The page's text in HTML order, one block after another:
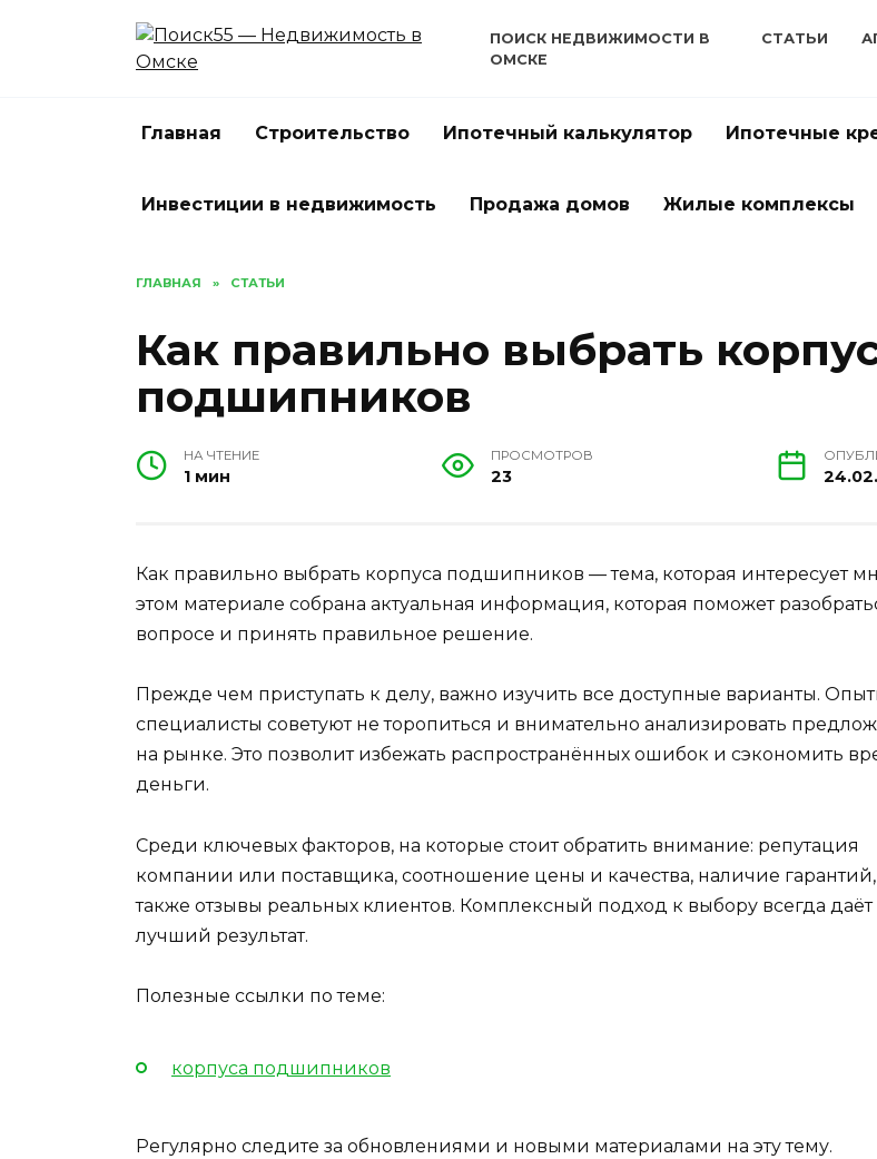
ПОИСК НЕДВИЖИМОСТИ В
ОМСКЕ
СТАТЬИ
Главная Строительство Ипотечный калькулятор Ипотечные
Инвестиции в недвижимость Продажа домов Жилые комплексы
ГЛАВНАЯ » СТАТЬИ
Как правильно выбрать
подшипников
НА ЧТЕНИЕ
1 мин
ПРОСМОТРОВ
23
Как правильно выбрать корпуса подшипников — тема, которая интересует
этом материале собрана актуальная информация, которая поможет
вопросе и принять правильное решение.
Прежде чем приступать к делу, важно изучить все доступные варианты.
специалисты советуют не торопиться и внимательно анализировать
на рынке. Это позволит избежать распространённых ошибок и сэкономить
деньги.
Среди ключевых факторов, на которые стоит обратить внимание: репутация
компании или поставщика, соотношение цены и качества, наличие гарантий,
также отзывы реальных клиентов. Комплексный подход к выбору всегда даёт
лучший результат.
Полезные ссылки по теме:
корпуса подшипников
Регулярно следите за обновлениями и новыми материалами на эту тему.